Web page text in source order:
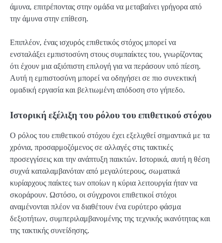
άμυνα, επιτρέποντας στην ομάδα να μεταβαίνει γρήγορα από
την άμυνα στην επίθεση.
Επιπλέον, ένας ισχυρός επιθετικός στόχος μπορεί να
ενσταλάξει εμπιστοσύνη στους συμπαίκτες του, γνωρίζοντας
ότι έχουν μια αξιόπιστη επιλογή για να περάσουν υπό πίεση.
Αυτή η εμπιστοσύνη μπορεί να οδηγήσει σε πιο συνεκτική
ομαδική εργασία και βελτιωμένη απόδοση στο γήπεδο.
Ιστορική εξέλιξη του ρόλου του επιθετικού στόχου
Ο ρόλος του επιθετικού στόχου έχει εξελιχθεί σημαντικά με τα
χρόνια, προσαρμοζόμενος σε αλλαγές στις τακτικές
προσεγγίσεις και την ανάπτυξη παικτών. Ιστορικά, αυτή η θέση
συχνά καταλαμβανόταν από μεγαλύτερους, σωματικά
κυρίαρχους παίκτες των οποίων η κύρια λειτουργία ήταν να
σκοράρουν. Ωστόσο, οι σύγχρονοι επιθετικοί στόχοι
αναμένονται πλέον να διαθέτουν ένα ευρύτερο φάσμα
δεξιοτήτων, συμπεριλαμβανομένης της τεχνικής ικανότητας και
της τακτικής συνείδησης.